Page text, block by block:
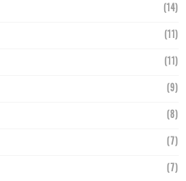
(14)
(11)
(11)
(9)
(8)
(7)
(7)